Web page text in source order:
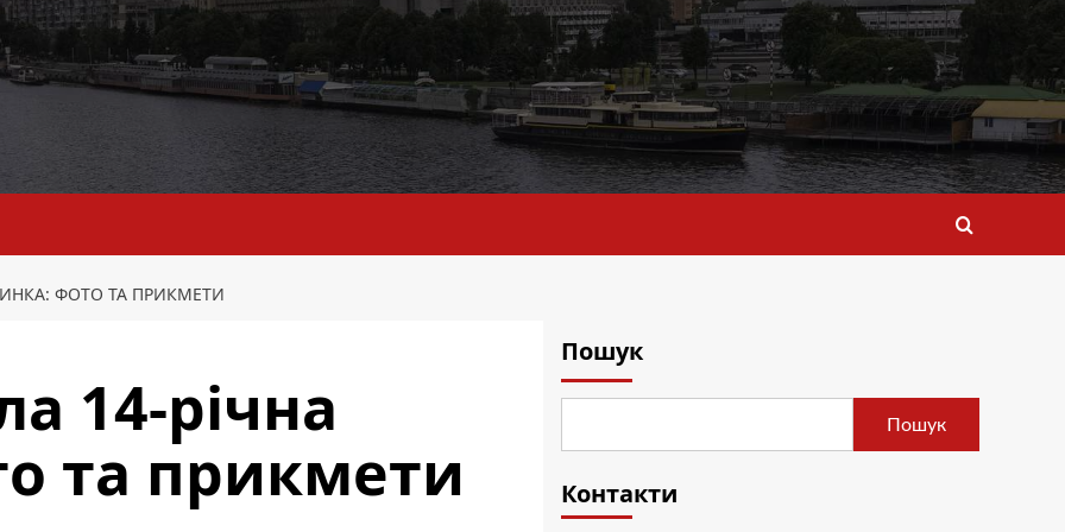
ФОТО ТА ПРИКМЕТИ
14-річна
та прикмети
Пошук
Пошук
Контакти